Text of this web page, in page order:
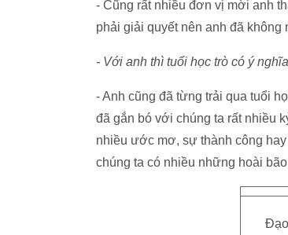
- Cũng rất nhiều đơn vị mời anh
phải giải quyết nên anh đã không
- Với anh thì tuổi học trò có ý
- Anh cũng đã từng trải qua tuổi
đã gắn bó với chúng ta rất nhiều
nhiều ước mơ, sự thành công
chúng ta có nhiều những hoài